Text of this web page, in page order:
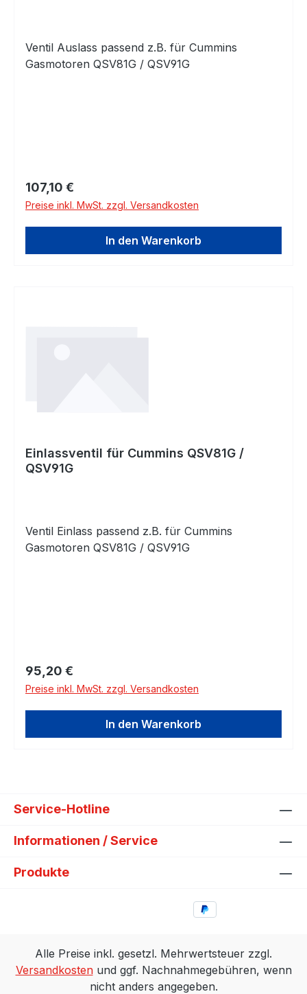
Ventil Auslass passend z.B. für Cummins
Gasmotoren QSV81G / QSV91G
Regulärer Preis:
107,10 €
Preise inkl. MwSt. zzgl. Versandkosten
In den Warenkorb
Einlassventil für Cummins QSV81G /
QSV91G
Ventil Einlass passend z.B. für Cummins
Gasmotoren QSV81G / QSV91G
Regulärer Preis:
95,20 €
Preise inkl. MwSt. zzgl. Versandkosten
In den Warenkorb
Service-Hotline
Informationen / Service
Produkte
Alle Preise inkl. gesetzl. Mehrwertsteuer zzgl.
Versandkostenund ggf. Nachnahmegebühren, wenn
nicht anders angegeben.